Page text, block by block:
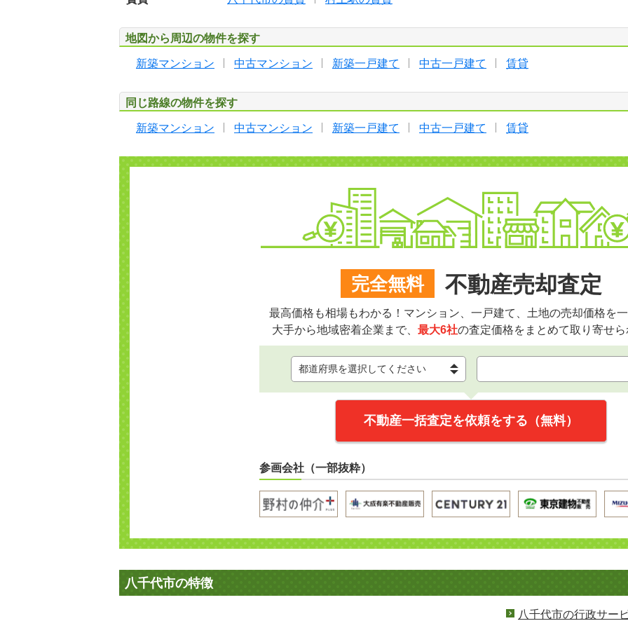
地図から周辺の物件を探す
新築マンション 中古マンション 新築一戸建て 中古一戸建て 賃貸
同じ路線の物件を探す
新築マンション 中古マンション 新築一戸建て 中古一戸建て 賃貸
完全無料 不動産売却査定
最高価格も相場もわかる！マンション、一戸建て、土地の売却価格を
大手から地域密着企業まで、 最大6社の査定価格をまとめて取り寄せ
不動産一括査定を依頼をする（無料）
参画会社（一部抜粋）
八千代市の特徴
八千代市の行政サー